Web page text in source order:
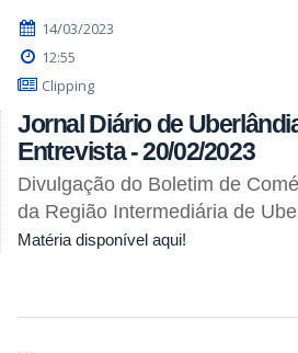
14/03/2023
12:55
Clipping
Jornal Diário de
Entrevista - 20/02/2023
Divulgação do Boletim de
da Região Intermediária de
Matéria disponível aqui!